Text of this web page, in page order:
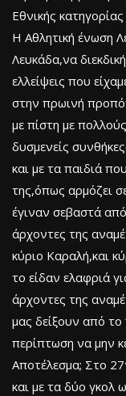
Εθνικής
Η Αθλητική ένωση
Λευκάδα,να
ελλείψεις που
στην πρωινή
με πίστη με
δυσμενείς
και με τα παιδιά
της,όπως αρμόζει
έγιναν σεβαστά
άρχοντες της
κύριο Καραλή,και
το είδαν ελαφριά
άρχοντες της
μας δείξουν από
περίπτωση να μην
Αποτέλεσμα; Στο
και με τα δύο γκολ